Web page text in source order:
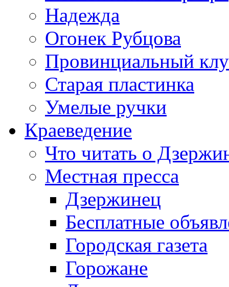
Надежда
Огонек Рубцова
Провинциальный
Старая пластинка
Умелые ручки
Краеведение
Что читать о
Местная пресса
Дзержинец
Бесплатные
Городская газета
Горожане